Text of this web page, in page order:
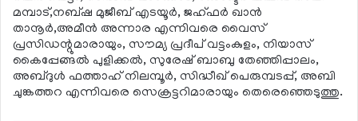
മമ്പാട്,നബ്ഷ മുജീബ് എടയൂര്‍, ജഹ്ഫര്‍ ഖാന്‍
താനൂര്‍,അമീന്‍ അന്നാര എന്നിവരെ വൈസ്
പ്രസിഡന്റുമാരായും, സൗമ്യ പ്രദീപ് വട്ടംകുളം, നിയാസ്
കൈപ്പേങ്ങല്‍ പുളിക്കല്‍, സുരേഷ് ബാബു തേഞ്ഞിപ്പാലം,
അബ്ദുള്‍ ഫത്താഹ് നിലമ്പൂര്‍, സിദ്ധീഖ് പെരുമ്പടപ്പ്, അബി
ചുങ്കത്തറ എന്നിവരെ സെക്രട്ടറിമാരായും തെരെഞ്ഞെടുത്തു.